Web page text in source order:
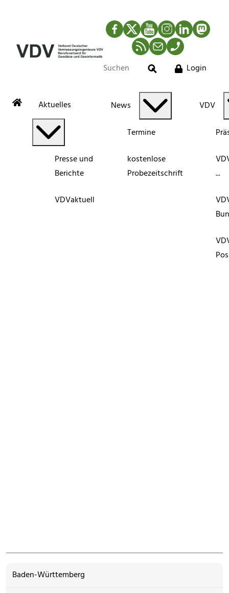
Facebook
TwitterYouTubeInstagram
LinkedIn
RSS-Newsfeed
MailTelefon
Suche
Login
Aktuelles
Presse und
Berichte
VDVaktuell
News
Termine
kostenlose
Probezeitschrift
VDV
...
Baden-Württemberg